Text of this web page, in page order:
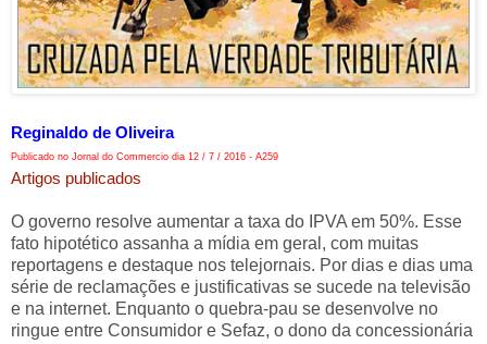
Reginaldo de Oliveira
Publicado no Jornal do Commercio dia 12 / 7 / 2016 - A259
Artigos publicados
O governo resolve aumentar a taxa do IPVA em 50%. Esse
fato hipotético assanha a mídia em geral, com muitas
reportagens e destaque nos telejornais. Por dias e dias uma
série de reclamações e justificativas se sucede na televisão
e na internet. Enquanto o quebra-pau se desenvolve no
ringue entre Consumidor e Sefaz, o dono da concessionária